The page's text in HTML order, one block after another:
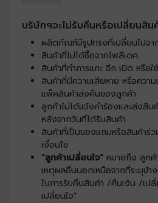
บริษัทฯจะไม่รับคืนหรือเปลี่ยนสิ
ผลิตภัณฑ์มีรูปทรงที่เปลี่ยนไปจา
สินค้าที่ไม่ได้ซื้อจากโพลีเดค
สินค้าที่ทำการแกะ ฉีก เปิด หรือใ
สินค้าที่มีความเสียหาย หรือควา
แพ๊คสินค้าส่งคืนของลูกค้า
ลูกค้าไม่ได้แจ้งคำร้องและส่งสิ
หลังจากวันที่ได้รับสินค้า
สินค้าที่เป็นของแถมหรือสินค้าร่
เงื่อนไข
“ลูกค้าเปลี่ยนใจ”หมายถึง ลูกค้
เหตุผลอื่นนอกเหนือจากที่ระบุข้
ในการรับคืนสินค้า /คืนเงิน /เป
เปลี่ยนใจ”